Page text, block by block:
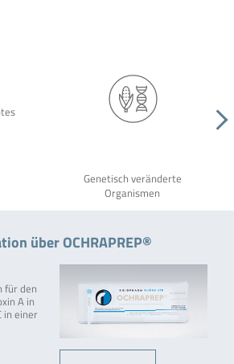
Genetisch veränderte
Organismen
über OCHRAPREP®
für den
A in
in einer